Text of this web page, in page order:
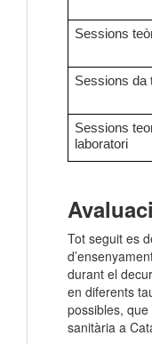
Sessions
Sessions da
Sessions
laboratori
Tot seguit es
durant el
en diferents
possibles,
sanitària a